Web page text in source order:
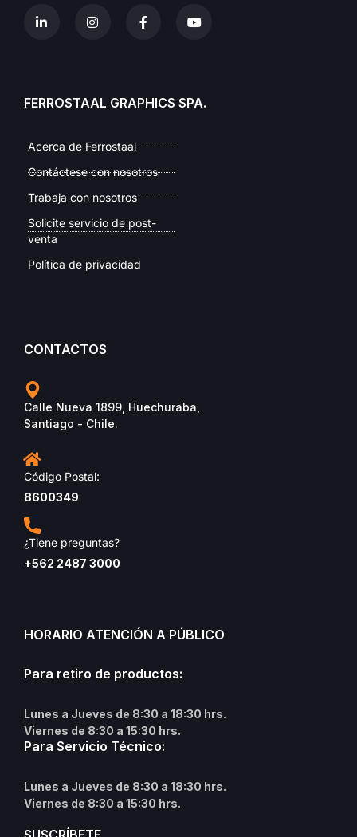
FERROSTAAL GRAPHICS SPA.
Acerca de Ferrostaal
Contáctese con nosotros
Trabaja con nosotros
Solicite servicio de post-
venta
Política de privacidad
CONTACTOS
Calle Nueva 1899, Huechuraba,
Santiago - Chile.
Código Postal:
8600349
¿Tiene preguntas?
+562 2487 3000
HORARIO ATENCIÓN A PÚBLICO
Para retiro de productos:
Lunes a Jueves de 8:30 a 18:30 hrs.
Viernes de 8:30 a 15:30 hrs.
Para Servicio Técnico:
Lunes a Jueves de 8:30 a 18:30 hrs.
Viernes de 8:30 a 15:30 hrs.